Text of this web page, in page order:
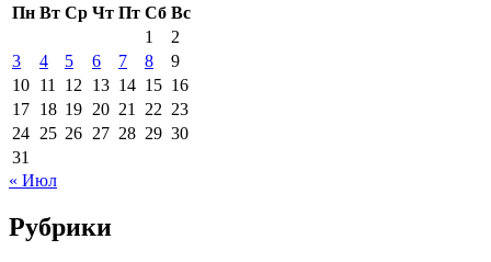
Пн Вт Ср Чт Пт Сб Вс
1
2
3
4 5 6 7 8
9
10 11 12 13 14 15 16
17 18 19 20 21 22 23
24 25 26 27 28 29 30
31
« Июл
Рубрики